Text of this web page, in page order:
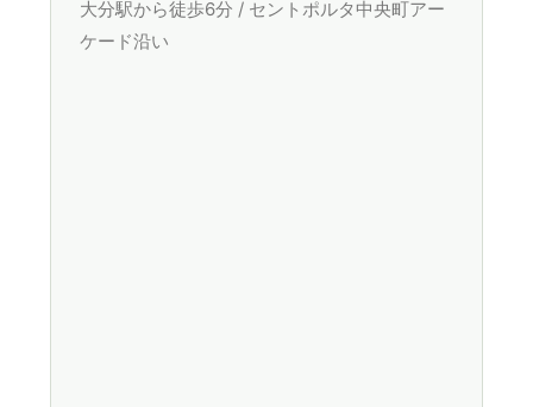
大分駅から徒歩6分 / セントポルタ中央町アー
ケード沿い